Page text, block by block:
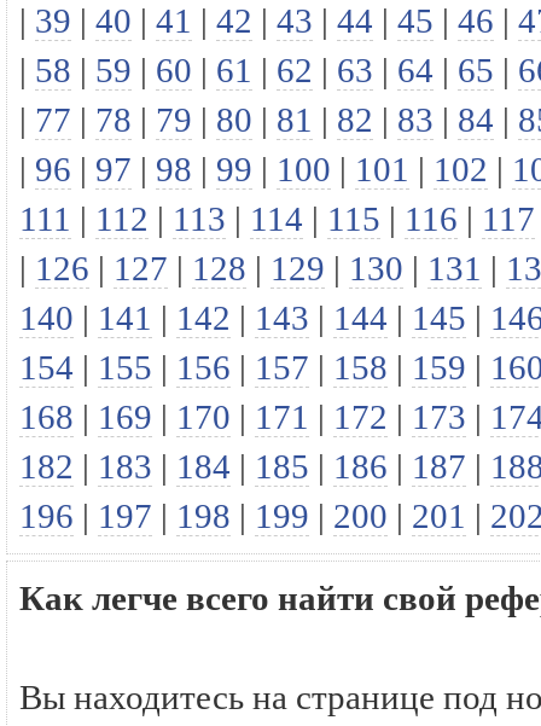
| 39 | 40 | 41 | 42 | 43 | 44 | 45 | 46 |
| 58 | 59 | 60 | 61 | 62 | 63 | 64 | 65 |
| 77 | 78 | 79 | 80 | 81 | 82 | 83 | 84 |
| 96 | 97 | 98 | 99 | 100 | 101 | 102 |
111 | 112 | 113 | 114 | 115 | 116 | 117
| 126 | 127 | 128 | 129 | 130 | 131 |
140 | 141 | 142 | 143 | 144 | 145 |
154 | 155 | 156 | 157 | 158 | 159 |
168 | 169 | 170 | 171 | 172 | 173 |
182 | 183 | 184 | 185 | 186 | 187 |
196 | 197 | 198 | 199 | 200 | 201 |
Как легче всего найти свой
Вы находитесь на странице под